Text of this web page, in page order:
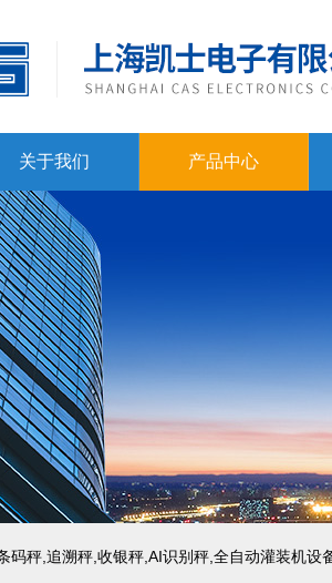
关于我们 产品中心
码秤,追溯秤,收银秤,AI识别秤,全自动灌装机设